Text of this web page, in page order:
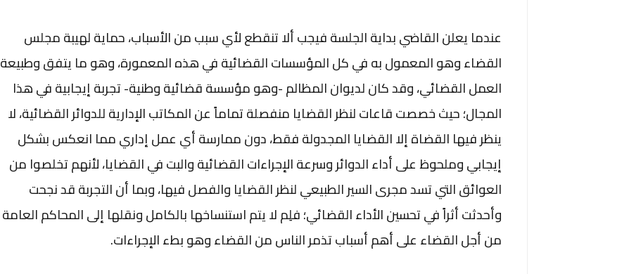
عندما يعلن القاضي بداية الجلسة فيجب ألا تنقطع لأي سبب من الأسباب، حماية لهيبة مجلس
القضاء وهو المعمول به في كل المؤسسات القضائية في هذه المعمورة، وهو ما يتفق وطبيعة
العمل القضائي، وقد كان لديوان المظالم -وهو مؤسسة قضائية وطنية- تجربة إيجابية في هذا
المجال؛ حيث خصصت قاعات لنظر القضايا منفصلة تماماً عن المكاتب الإدارية للدوائر القضائية، لا
ينظر فيها القضاة إلا القضايا المجدولة فقط، دون ممارسة أي عمل إداري مما انعكس بشكل
إيجابي وملحوظ على أداء الدوائر وسرعة الإجراءات القضائية والبت في القضايا، لأنهم تخلصوا من
العوائق التي تسد مجرى السير الطبيعي لنظر القضايا والفصل فيها، وبما أن التجربة قد نجحت
وأحدثت أثراً في تحسين الأداء القضائي؛ فلِم لا يتم استنساخها بالكامل ونقلها إلى المحاكم العامة
من أجل القضاء على أهم أسباب تذمر الناس من القضاء وهو بطء الإجراءات.